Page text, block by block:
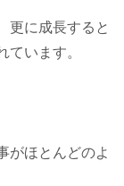
更に成長すると
います。
がほとんどのよ